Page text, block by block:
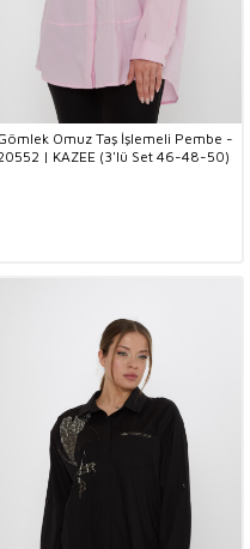
Omuz Taş İşlemeli Pembe -
| KAZEE (3'lü Set 46-48-50)